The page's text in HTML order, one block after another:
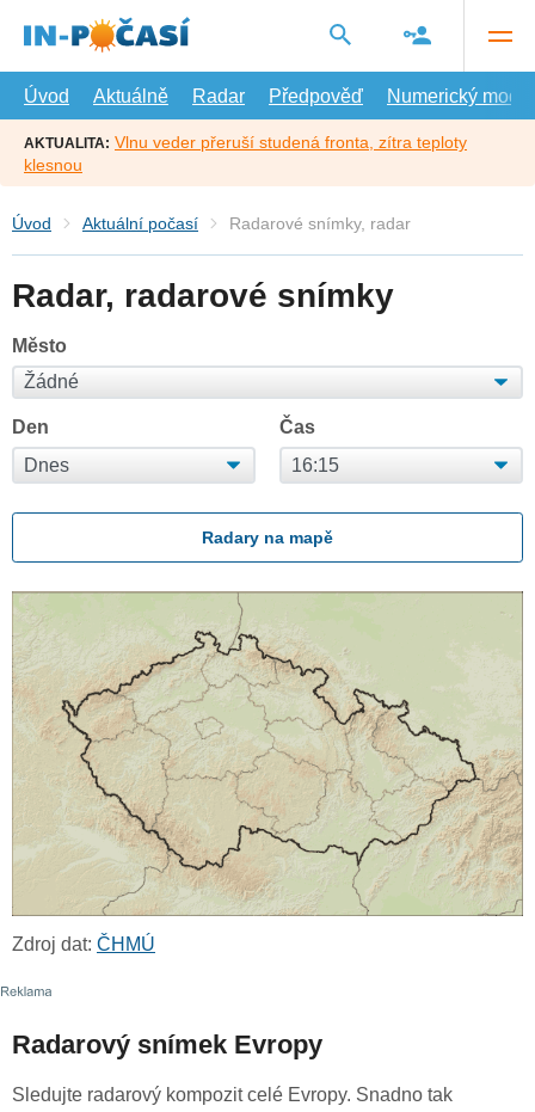
hlavní
Úvod
Aktuálně Radar Předpověď Numerický model
AKTUALITA: Vlnu veder přeruší studená fronta, zítra teploty
klesnou
Úvod Aktuální počasí Radarové snímky, radar
Radar, radarové snímky
Město
Den Čas
Radary na mapě
Zdroj dat: ČHMÚ
Radarový snímek Evropy
Sledujte radarový kompozit celé Evropy. Snadno tak